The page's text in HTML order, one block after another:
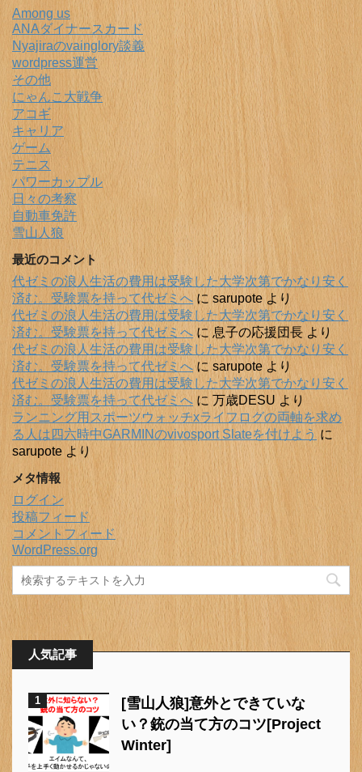
Among us
ANAダイナースカード
Nyajiraのvainglory談義
wordpress運営
その他
にゃんこ大戦争
アコギ
キャリア
ゲーム
テニス
パワーカップル
日々の考察
自動車免許
雪山人狼
最近のコメント
代ゼミの浪人生活の費用は受験した大学次第でかなり安く
済む。受験票を持って代ゼミへ に sarupote より
代ゼミの浪人生活の費用は受験した大学次第でかなり安く
済む。受験票を持って代ゼミへに息子の応援団長 より
代ゼミの浪人生活の費用は受験した大学次第でかなり安く
済む。受験票を持って代ゼミへに sarupote より
代ゼミの浪人生活の費用は受験した大学次第でかなり安く
済む。受験票を持って代ゼミへ に 万歳DESU より
ランニング用スポーツウォッチxライフログの両軸を求め
る人は四六時中GARMINのvivosport Slateを付けよう に
sarupote より
メタ情報
ログイン
投稿フィード
コメントフィード
WordPress.org
人気記事
1
[雪山人狼]意外とできていな
い？銃の当て方のコツ[Project
Winter]